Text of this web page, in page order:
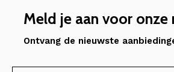
Meld je aan voor onze
Ontvang de nieuwste